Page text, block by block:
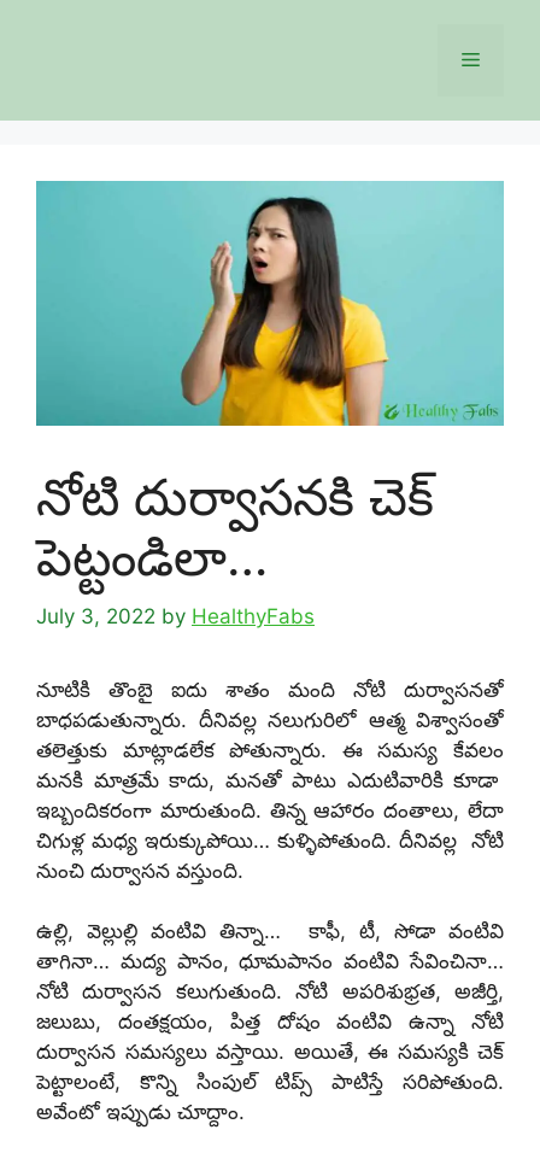
Menu
నోటి దుర్వాసనకి చెక్‌
పెట్టండిలా…
July 3, 2022 by HealthyFabs
నూటికి తొంబై ఐదు శాతం మంది నోటి దుర్వాసనతో
బాధపడుతున్నారు. దీనివల్ల నలుగురిలో ఆత్మ విశ్వాసంతో
తలెత్తుకు మాట్లాడలేక పోతున్నారు. ఈ సమస్య కేవలం
మనకి మాత్రమే కాదు, మనతో పాటు ఎదుటివారికి కూడా
ఇబ్బందికరంగా మారుతుంది. తిన్న ఆహారం దంతాలు, లేదా
చిగుళ్ల మధ్య ఇరుక్కుపోయి… కుళ్ళిపోతుంది. దీనివల్ల నోటి
నుంచి దుర్వాసన వస్తుంది.
ఉల్లి, వెల్లుల్లి వంటివి తిన్నా… కాఫీ, టీ, సోడా వంటివి
తాగినా… మద్య పానం, ధూమపానం వంటివి సేవించినా…
నోటి దుర్వాసన కలుగుతుంది. నోటి అపరిశుభ్రత, అజీర్తి,
జలుబు, దంతక్షయం, పిత్త దోషం వంటివి ఉన్నా నోటి
దుర్వాసన సమస్యలు వస్తాయి. అయితే, ఈ సమస్యకి చెక్
పెట్టాలంటే, కొన్ని సింపుల్ టిప్స్ పాటిస్తే సరిపోతుంది.
అవేంటో ఇప్పుడు చూద్దాం.